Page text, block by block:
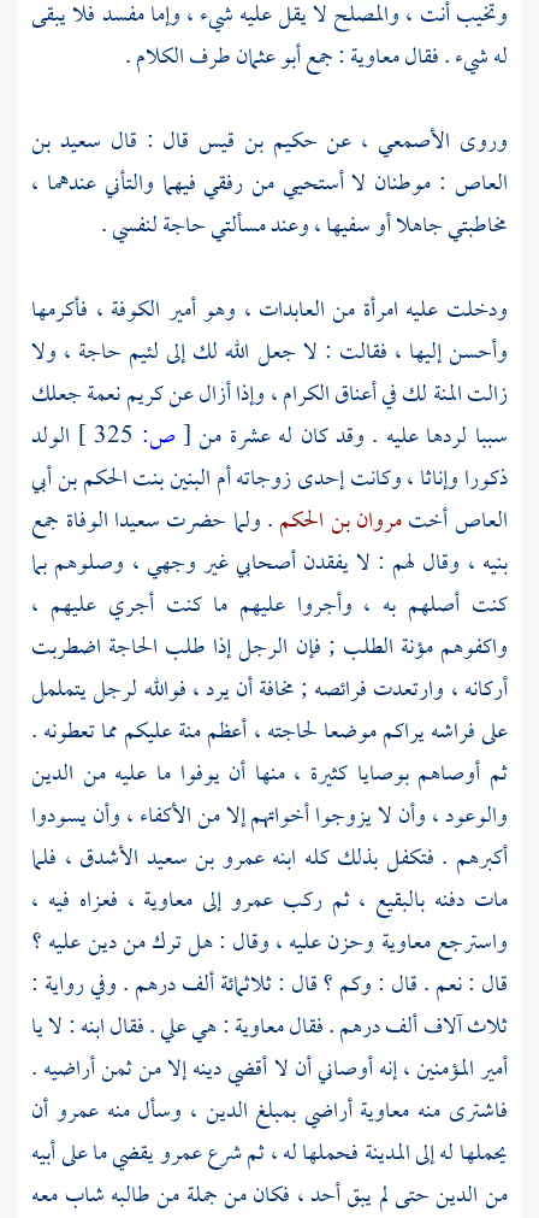
وتخيب أنت ، والمصلح لا يقل عليه شيء ، وإما مفسد فلا يبقى
له شيء . فقالمعاوية: جمعأبو عثمانطرف الكلام .
وروى الأصمعي ، عن حكيم بن قيس قال : قال سعيد بن
العاص : موطنان لا أستحيي من رفقي فيهما والتأني عندهما ،
مخاطبتي جاهلا أو سفيها ، وعند مسألتي حاجة لنفسي .
ودخلت عليه امرأة من العابدات ، وهو أمير الكوفة ، فأكرمها
وأحسن إليها ، فقالت : لا جعل الله لك إلى لئيم حاجة ، ولا
زالت المنة لك في أعناق الكرام ، وإذا أزال عن كريم نعمة جعلك
سببا لردها عليه . وقد كان له عشرة من[ص:
الولد
ذكورا وإناثا ، وكانت إحدى زوجاتهأم البنين بنت الحكم بن أبي
العاصأختمروان بن الحكم. ولما حضرتسعيداالوفاة جمع
بنيه ، وقال لهم : لا يفقدن أصحابي غير وجهي ، وصلوهم بما
كنت أصلهم به ، وأجروا عليهم ما كنت أجري عليهم ،
واكفوهم مؤنة الطلب ; فإن الرجل إذا طلب الحاجة اضطربت
أركانه ، وارتعدت فرائصه ; مخافة أن يرد ، فوالله لرجل يتململ
على فراشه يراكم موضعا لحاجته ، أعظم منة عليكم مما تعطونه .
ثم أوصاهم بوصايا كثيرة ، منها أن يوفوا ما عليه من الدين
والوعود ، وأن لا يزوجوا أخواتهم إلا من الأكفاء ، وأن يسودوا
أكبرهم . فتكفل بذلك كله ابنهعمرو بن سعيد الأشدق ، فلما
مات دفنه بالبقيع ، ثم ركب عمروإلى معاوية ، فعزاه فيه ،
واسترجعمعاوية وحزن عليه ، وقال : هل ترك من دين عليه ؟
قال : نعم . قال : وكم ؟ قال : ثلاثمائة ألف درهم . وفي رواية :
ثلاث آلاف ألف درهم . فقالمعاوية: هي علي . فقال ابنه : لا يا
أمير المؤمنين ، إنه أوصاني أن لا أقضي دينه إلا من ثمن أراضيه .
فاشترى منه معاويةأراضي بمبلغ الدين ، وسأل منهعمروأن
يحملها له إلىالمدينةفحملها له ، ثم شرععمرويقضي ما على أبيه
من الدين حتى لم يبق أحد ، فكان من جملة من طالبه شاب معه